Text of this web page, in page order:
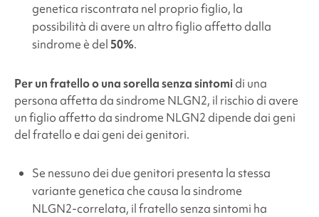
genetica riscontrata nel proprio figlio, la
possibilità di avere un altro figlio affetto dalla
sindrome è del 50%.
Per un fratello o una sorella senza sintomidi una
persona affetta dasindrome NLGN2, il rischio di avere
un figlio affetto dasindrome NLGN2 dipende dai geni
del fratello e dai geni dei genitori.
Se nessuno dei due genitori presenta la stessa
variante genetica che causa lasindrome
NLGN2-correlata, il fratello senza sintomi ha